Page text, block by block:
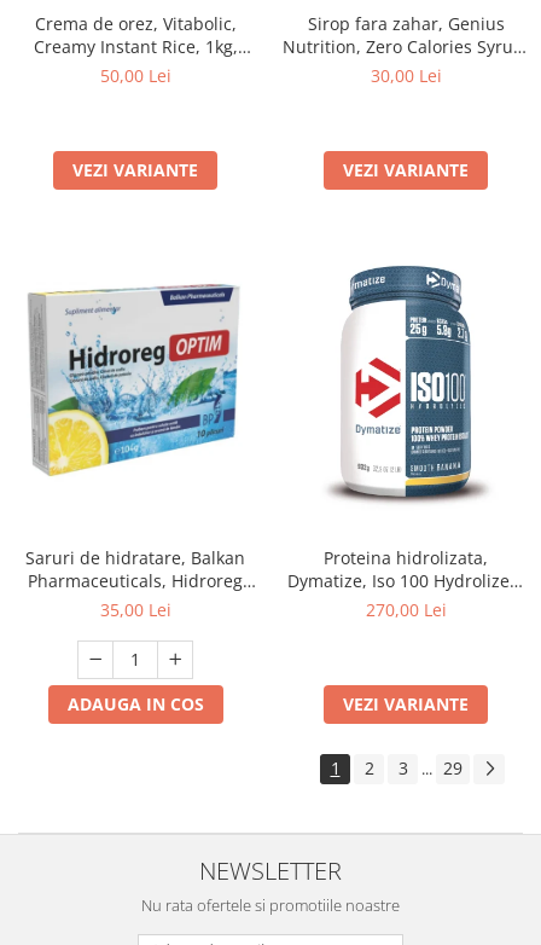
Crema de orez, Vitabolic,
Creamy Instant Rice, 1kg,
pudra
50,00 Lei
VEZI VARIANTE
Sirop fara zahar, Genius
Nutrition, Zero Calories Syrup,
425ml
30,00 Lei
VEZI VARIANTE
Saruri de hidratare, Balkan
Pharmaceuticals, Hidroreg
OPTIM, 10 plicuri
35,00 Lei
ADAUGA IN COS
Proteina hidrolizata,
Dymatize, Iso 100 Hydrolized,
908 grame, pudra proteica
270,00 Lei
VEZI VARIANTE
1 2 3 ... 29
NEWSLETTER
Nu rata ofertele si promotiile noastre